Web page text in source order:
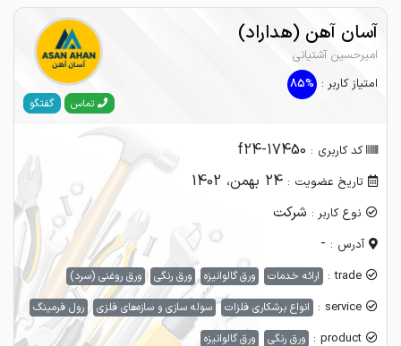
آسان آهن (هداراد)
امیرحسین آشتیانی
امتیاز کاربر : 85%
تماس گفتگو
کد کاربری : f24-17450
تاریخ عضویت : 24 بهمن، 1402
نوع کاربر : شرکت
آدرس : -
trade : ارائه خدمات ورق گالوانیزه ورق رنگی ورق روغنی (سرد)
service : انواع برشکاری فلزات سوله سازی و سازه‌های فلزی رول فرمینگ
product : ورق رنگی ورق گالوانیزه